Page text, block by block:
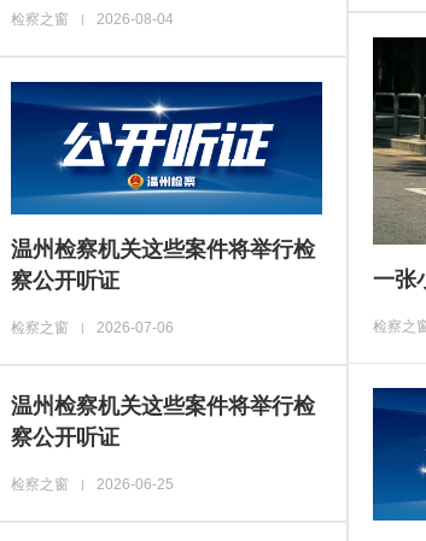
检察之窗 2026-08-04
一张
检察之
温州检察机关这些案件将举行检
察公开听证
检察之窗 | 2026-07-06
温州检察机关这些案件将举行检
察公开听证
检察之窗 2026-06-25